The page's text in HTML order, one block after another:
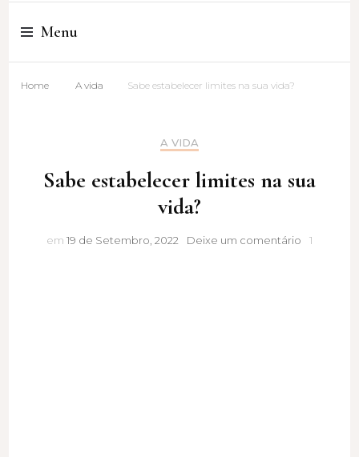
Cristina Amaro
Menu
Home A vida Sabe estabelecer limites na sua vida?
A VIDA
Sabe estabelecer limites na sua
vida?
em 19 de Setembro, 2022 Deixe um comentário Sabe
1